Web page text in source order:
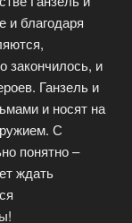
и благодаря
закончилось, и
Ганзель и
и носят на
С
понятно –
ждать